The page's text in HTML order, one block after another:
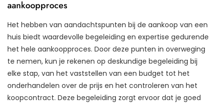
aankoopproces
Het hebben van aandachtspunten bij de aankoop van een
huis biedt waardevolle begeleiding en expertise gedurende
het hele aankoopproces. Door deze punten in overweging
te nemen, kun je rekenen op deskundige begeleiding bij
elke stap, van het vaststellen van een budget tot het
onderhandelen over de prijs en het controleren van het
koopcontract. Deze begeleiding zorgt ervoor dat je goed